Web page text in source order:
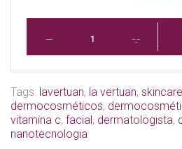
Tags: lavertuan, la vertuan, skincare
dermocosméticos,
vitamina c, facial, dermatologista,
nanotecnologia